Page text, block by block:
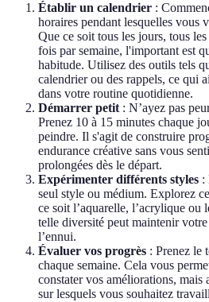
Établir un calendrier :
horaires pendant lesquelles vous
Que ce soit tous les jours, tous
fois par semaine, l'important est
habitude. Utilisez des outils tels
calendrier ou des rappels, ce qui
dans votre routine quotidienne.
Démarrer petit : N’ayez pas
Prenez 10 à 15 minutes chaque
peindre. Il s'agit de construire
endurance créative sans vous
prolongées dès le départ.
Expérimenter différents styles :
seul style ou médium. Explorez
ce soit l’aquarelle, l’acrylique ou
telle diversité peut maintenir
l’ennui.
Évaluer vos progrès : Prenez le
chaque semaine. Cela vous
constater vos améliorations, mais
sur lesquels vous souhaitez